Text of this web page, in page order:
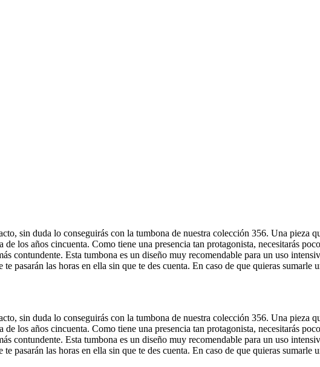
sin duda lo conseguirás con la tumbona de nuestra colección 356. Una pieza
los años cincuenta. Como tiene una presencia tan protagonista, necesitarás
contundente. Esta tumbona es un diseño muy recomendable para un uso
pasarán las horas en ella sin que te des cuenta. En caso de que quieras
sin duda lo conseguirás con la tumbona de nuestra colección 356. Una pieza
los años cincuenta. Como tiene una presencia tan protagonista, necesitarás
contundente. Esta tumbona es un diseño muy recomendable para un uso
pasarán las horas en ella sin que te des cuenta. En caso de que quieras